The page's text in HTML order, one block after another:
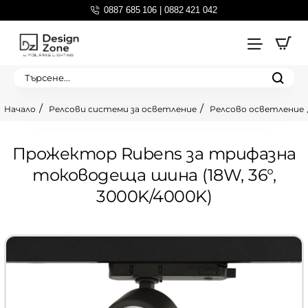
0887 685 106 | 0882 421 042
Търсене...
Прожектор Rubens за трифазна
тоководеща шина (18W, 36°,
3000K/4000K)
Релсови системи за осветление Релсово осветление